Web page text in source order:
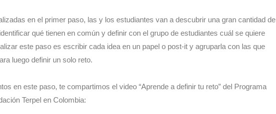
en el primer paso, las y los estudiantes van a descubrir una gran cantidad de
qué tienen en común y definir con el grupo de estudiantes cuál se quiere
este paso es escribir cada idea en un papel o post-it y agruparla con las que
luego definir un solo reto.
en este paso, te compartimos el video “Aprende a definir tu reto” del Programa
Terpel en Colombia: